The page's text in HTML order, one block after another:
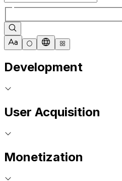
Development
User Acquisition
Monetization